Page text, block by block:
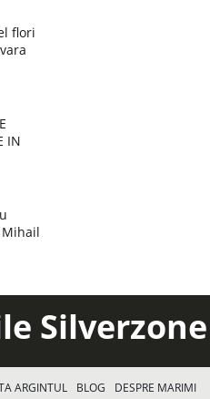
flori
IN
Silverzone
ARGINTUL BLOG
DESPRE MARIMI